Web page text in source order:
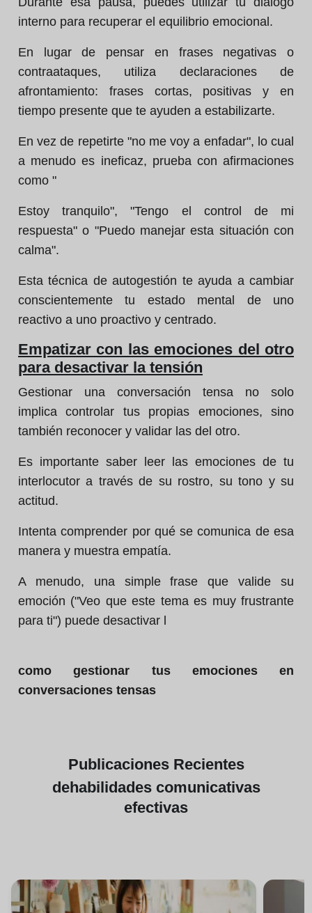
interno para recuperar el equilibrio emocional.
En lugar de pensar en frases negativas o
contraataques, utiliza declaraciones de
afrontamiento: frases cortas, positivas y en
tiempo presente que te ayuden a estabilizarte.
En vez de repetirte "no me voy a enfadar", lo cual
a menudo es ineficaz, prueba con afirmaciones
como "
Estoy tranquilo", "Tengo el control de mi
respuesta" o "Puedo manejar esta situación con
calma".
Esta técnica de autogestión te ayuda a cambiar
conscientemente tu estado mental de uno
reactivo a uno proactivo y centrado.
Empatizar con las emociones del otro
para desactivar la tensión
Gestionar una conversación tensa no solo
implica controlar tus propias emociones, sino
también reconocer y validar las del otro.
Es importante saber leer las emociones de tu
interlocutor a través de su rostro, su tono y su
actitud.
Intenta comprender por qué se comunica de esa
manera y muestra empatía.
A menudo, una simple frase que valide su
emoción ("Veo que este tema es muy frustrante
para ti") puede desactivar l
como gestionar tus emociones en
conversaciones tensas
Publicaciones Recientes
dehabilidades comunicativas
efectivas